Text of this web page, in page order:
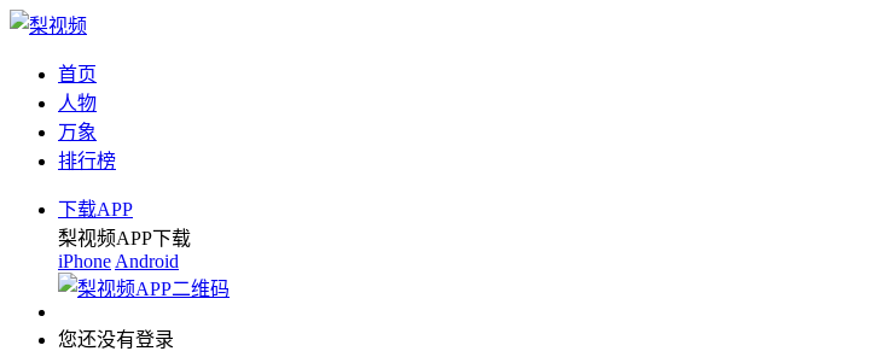
首页
人物
万象
排行榜
下载APP
梨视频APP下载
iPhone Android
您还没有登录